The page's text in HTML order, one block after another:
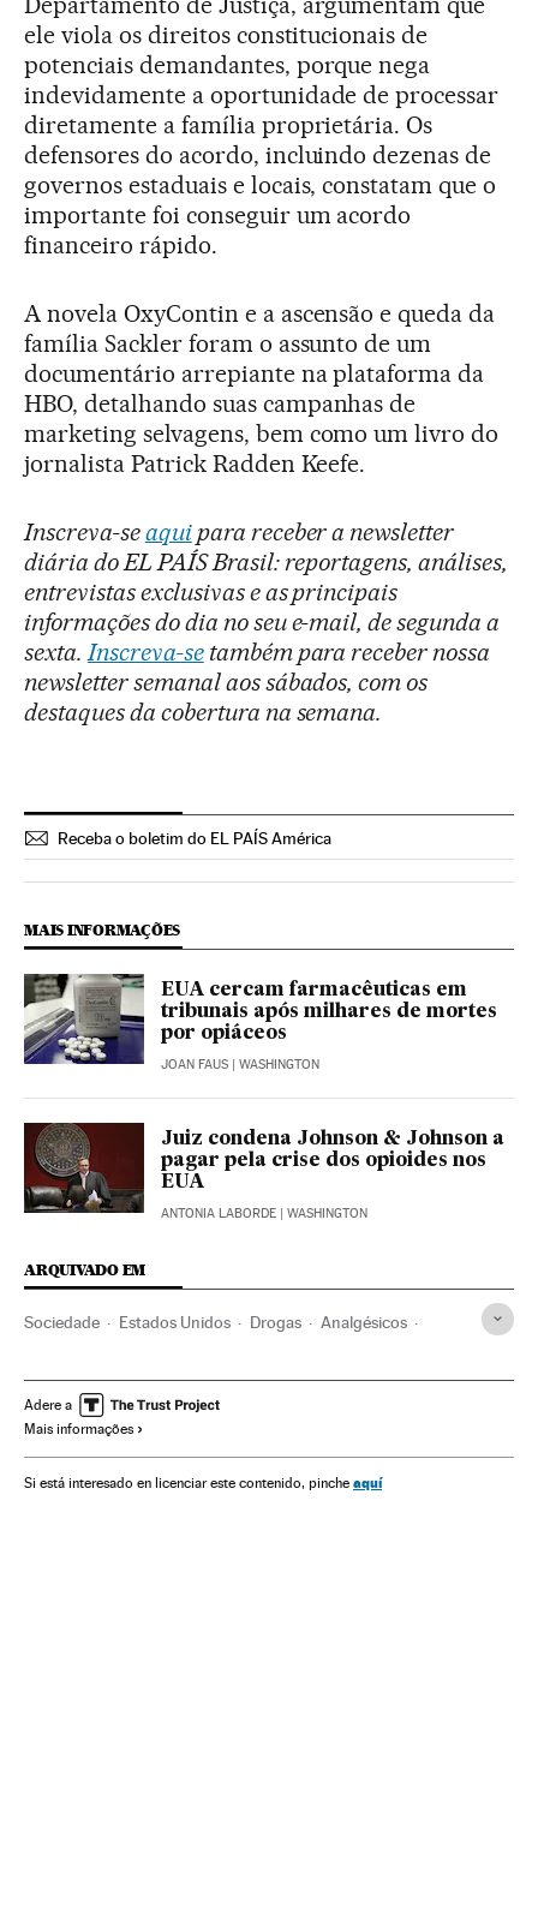
ele viola os direitos constitucionais de
potenciais demandantes, porque nega
indevidamente a oportunidade de processar
diretamente a família proprietária. Os
defensores do acordo, incluindo dezenas de
governos estaduais e locais, constatam que o
importante foi conseguir um acordo
financeiro rápido.
A novela OxyContin e a ascensão e queda da
família Sackler foram o assunto de um
documentário arrepiante na plataforma da
HBO, detalhando suas campanhas de
marketing selvagens, bem como um livro do
jornalista Patrick Radden Keefe.
Inscreva-seaquipara receber a newsletter
diária do EL PAÍS Brasil: reportagens, análises,
entrevistas exclusivas e as principais
informações do dia no seu e-mail, de segunda a
sexta.Inscreva-setambém para receber nossa
newsletter semanal aos sábados, com os
destaques da cobertura na semana.
Receba o boletim do EL PAÍS América
MAIS INFORMAÇÕES
EUA cercam farmacêuticas em
tribunais após milhares de mortes
por opiáceos
JOAN FAUS | WASHINGTON
Juiz condena Johnson & Johnson a
pagar pela crise dos opioides nos
EUA
ANTONIA LABORDE | WASHINGTON
ARQUIVADO EM
Sociedade Estados Unidos Drogas Analgésicos
Adere a
Mais informações
Si está interesado en licenciar este contenido, pinche aquí